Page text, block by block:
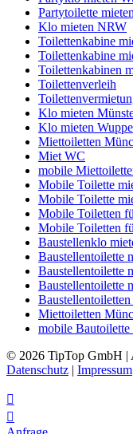
Partytoilette mieten
Klo mieten NRW
Toilettenkabine
Toilettenkabine
Toilettenkabinen
Toilettenverleih
Klo mieten
Klo mieten
Miettoiletten
Miet WC
mobile
Mobile Toilette
Mobile Toilette
Mobile Toiletten
Mobile Toiletten
Baustellenklo
Baustellentoilette
Baustellentoilette
Baustellentoilette
Baustellentoiletten
Miettoiletten
mobile Bautoilette
© 2026 TipTop GmbH |
Datenschutz | Impressum

